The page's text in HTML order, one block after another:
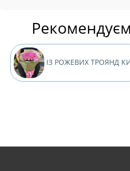
ІЗ РОЖЕВИХ ТРОЯНД